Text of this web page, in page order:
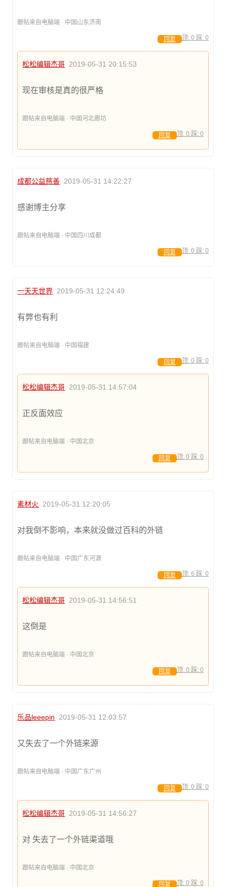
跟帖来自电脑端 · 中国山东济南
顶: 0 踩: 0
回复
松松编辑杰哥 2019-05-31 20:15:53
现在审核是真的很严格
跟帖来自电脑端 · 中国河北廊坊
顶: 0 踩: 0
回复
成都公益慈善 2019-05-31 14:22:27
感谢博主分享
跟帖来自电脑端 · 中国四川成都
顶: 0 踩: 0
回复
一天天世界 2019-05-31 12:24:49
有弊也有利
跟帖来自电脑端 · 中国福建
顶: 0 踩: 0
回复
松松编辑杰哥 2019-05-31 14:57:04
正反面效应
跟帖来自电脑端 · 中国北京
顶: 0 踩: 0
回复
素材火 2019-05-31 12:20:05
对我倒不影响，本来就没做过百科的外链
跟帖来自电脑端 · 中国广东河源
顶: 6 踩: 0
回复
松松编辑杰哥 2019-05-31 14:56:51
这倒是
跟帖来自电脑端 · 中国北京
顶: 0 踩: 0
回复
乐品leeepin 2019-05-31 12:03:57
又失去了一个外链来源
跟帖来自电脑端 · 中国广东广州
顶: 0 踩: 0
回复
松松编辑杰哥 2019-05-31 14:56:27
对 失去了一个外链渠道哦
跟帖来自电脑端 · 中国北京
顶: 0 踩: 0
回复